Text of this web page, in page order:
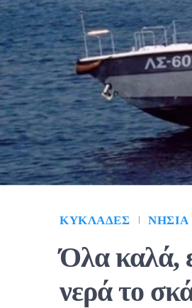
ΚΥΚΛΆΔΕΣ ΝΗΣΙΆ
Όλα καλά,
νερά το